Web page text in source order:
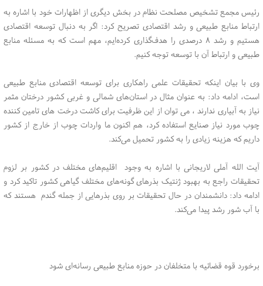
رئیس مجمع تشخیص مصلحت نظام در بخش دیگری از اظهارات خود با اشاره به
ارتباط منابع طبیعی و رشد اقتصادی تصریح کرد: اگر به دنبال توسعه اقتصادی
هستیم و رشد ۸ درصدی را هدف‌گذاری کرده‌ایم، مهم است که به مسئله منابع
طبیعی و ارتباط آن با توسعه توجه کنیم.
وی با بیان اینکه تحقیقات علمی راهکاری برای توسعه اقتصادی منابع طبیعی
است، ادامه داد: به عنوان مثال در استان‌های شمالی و غربی کشور درختان مثمر
نیاز به آبیاری ندارند ، می توان از این ظرفیت برای کاشت درخت های تامین کننده
چوب مورد نیاز صنایع استفاده کرد، هم اکنون ما واردات چوب از خارج از کشور
داریم که هزینه زیادی را به کشور تحمیل می‌کند.
آیت الله آملی لاریجانی با اشاره به وجود اقلیم‌های مختلف در کشور بر لزوم
تحقیقات راجع به بهبود ژنتیک بذرهای گونه‌های مختلف گیاهی کشور تاکید کرد و
ادامه داد: دانشمندان در حال تحقیقات بر روی بذرهایی از جمله گندم هستند که
با آب شور رشد پیدا می‌کند.
برخورد قوه قضائیه با متخلفان در حوزه منابع طبیعی رسانه‌ای شود